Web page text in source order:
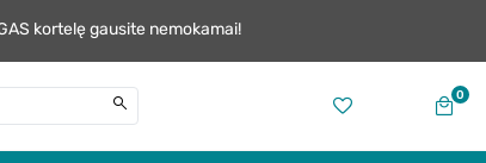
kortelę gausite nemokamai!
0